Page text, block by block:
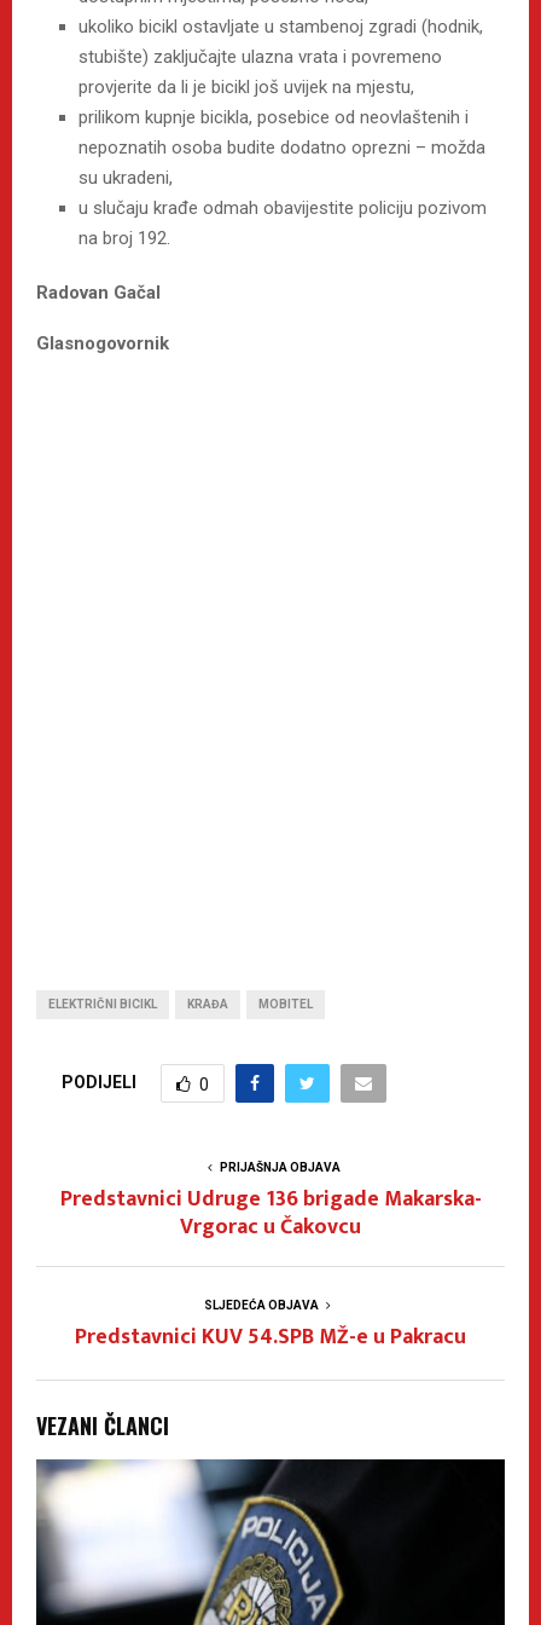
ukoliko bicikl ostavljate u stambenoj zgradi (hodnik,
stubište) zaključajte ulazna vrata i povremeno
provjerite da li je bicikl još uvijek na mjestu,
prilikom kupnje bicikla, posebice od neovlaštenih i
nepoznatih osoba budite dodatno oprezni – možda
su ukradeni,
u slučaju krađe odmah obavijestite policiju pozivom
na broj 192.
Radovan Gačal
Glasnogovornik
ELEKTRIČNI BICIKL KRAĐA MOBITEL
PODIJELI 0
PRIJAŠNJA OBJAVA
Predstavnici Udruge 136 brigade Makarska-
Vrgorac u Čakovcu
SLJEDEĆA OBJAVA
Predstavnici KUV 54.SPB MŽ-e u Pakracu
VEZANI ČLANCI